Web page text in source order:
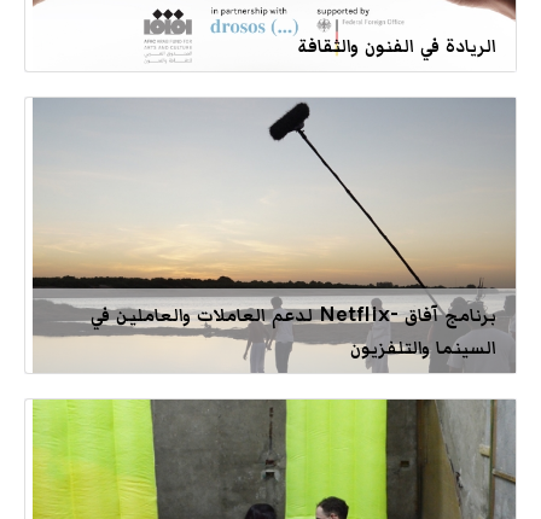
الريادة في الفنون والثقافة
برنامج آفاق -Netflix لدعم العاملات والعاملين في
السينما والتلفزيون